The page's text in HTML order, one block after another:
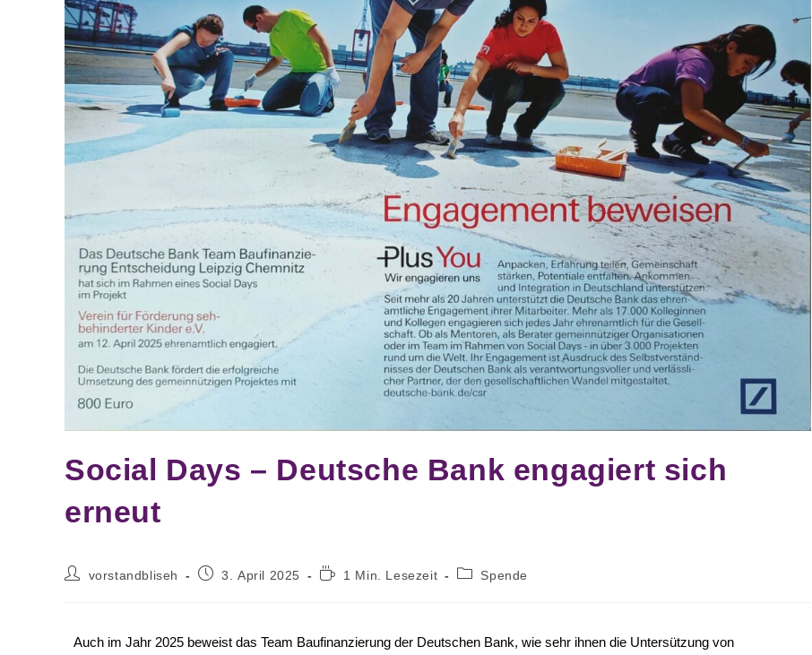
Social Days – Deutsche Bank engagiert sich
erneut
vorstandbliseh 3. April 2025 1 Min. Lesezeit Spende
Auch im Jahr 2025 beweist das Team Baufinanzierung der Deutschen Bank, wie sehr ihnen die Untersützung von